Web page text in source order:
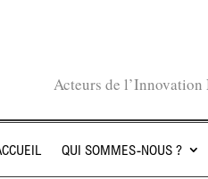
Acteurs de l’Innovation
QUI SOMMES-NOUS ?